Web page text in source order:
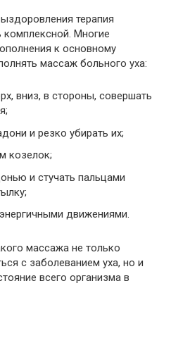
терапия
Многие
к основному
массаж больного уха:
вниз, в стороны, совершать
и резко убирать их;
козелок;
и стучать пальцами
движениями.
массажа не только
с заболеванием уха, но и
всего организма в